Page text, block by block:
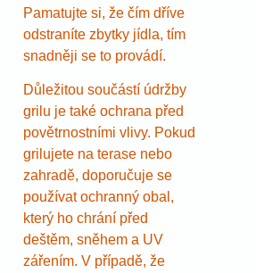
Pamatujte si, že čím dříve
odstraníte zbytky jídla, tím
snadněji se to provádí.
Důležitou součástí údržby
grilu je také ochrana před
povětrnostními vlivy. Pokud
grilujete na terase nebo
zahradě, doporučuje se
používat ochranný obal,
který ho chrání před
deštěm, sněhem a UV
zářením. V případě, že